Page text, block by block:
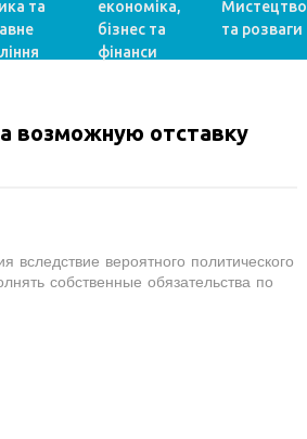
та
економіка,
бізнес та
фінанси
Мистецтво
та розваги
возможную отставку
вероятного политического
собственные обязательства по